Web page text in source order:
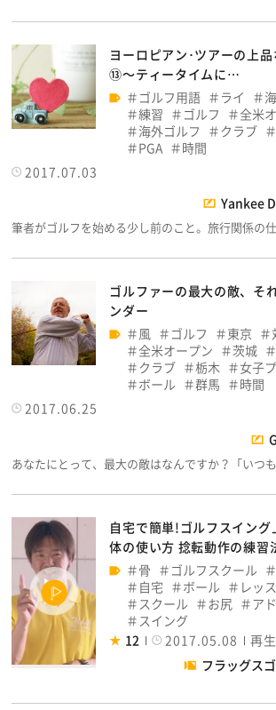
ヨーロピアン･ツアーの上
⑬～ティータイムに…
ゴルフ用語
ライ
練習
ゴルフ
全米
海外ゴルフ
クラブ
PGA
時間
2017.07.03
Yankee
筆者がゴルフを始める少し前のこと。旅行関係の
ゴルファーの最大の敵、そ
ンダー
風
ゴルフ 東京
全米オープン
茨城
クラブ
栃木 女子
ボール
群馬
時間
2017.06.25
あなたにとって、最大の敵はなんですか？「いつ
自宅で簡単!ゴルフスイン
体の使い方 捻転動作の練習
骨
ゴルフスクール
自宅
ボール レッ
スクール
お尻 ア
スイング
12
2017.05.08
再
フラッグス